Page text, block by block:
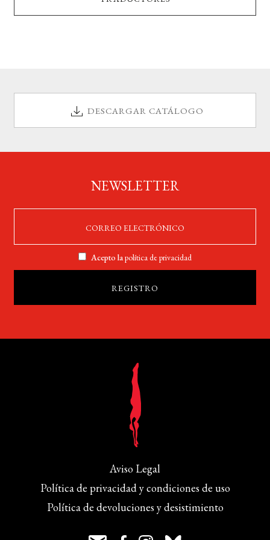
DESCARGAR CATÁLOGO
NEWSLETTER
Acepto lapolítica de privacidad
Aviso Legal
Política de privacidad y condiciones de uso
Política de devoluciones y desistimiento